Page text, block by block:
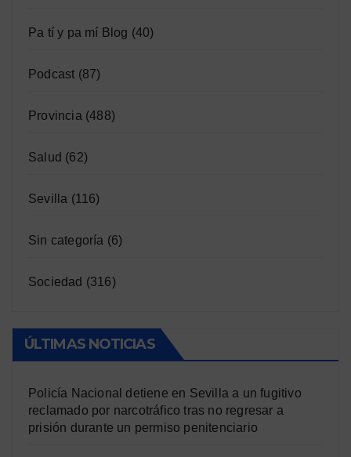
Pa tí y pa mí Blog (40)
Podcast (87)
Provincia (488)
Salud (62)
Sevilla (116)
Sin categoría (6)
Sociedad (316)
ÚLTIMAS NOTICIAS
Policía Nacional detiene en Sevilla a un fugitivo
reclamado por narcotráfico tras no regresar a
prisión durante un permiso penitenciario